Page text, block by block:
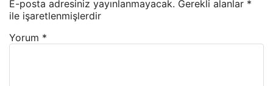
E-posta adresiniz yayınlanmayacak. Gerekli alanlar *
ile işaretlenmişlerdir
Yorum *